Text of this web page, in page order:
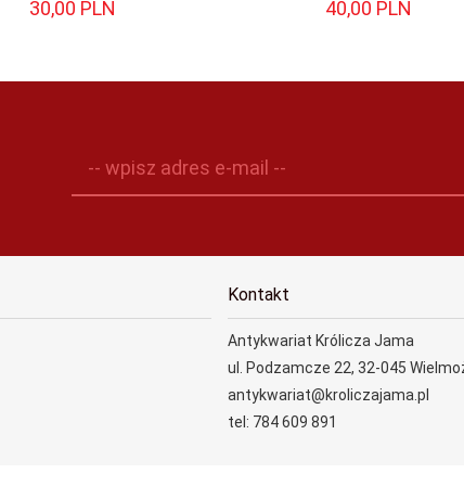
30,00 PLN 40,00 PLN
-- wpisz adres e-mail --
Kontakt
Antykwariat Królicza Jama
ul. Podzamcze 22, 32-045
antykwariat@kroliczajama.pl
tel: 784 609 891